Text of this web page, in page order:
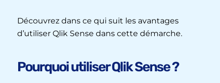
Découvrez dans ce qui suit les avantages
d’utiliser Qlik Sense dans cette démarche.
Pourquoi utiliser Qlik Sense ?